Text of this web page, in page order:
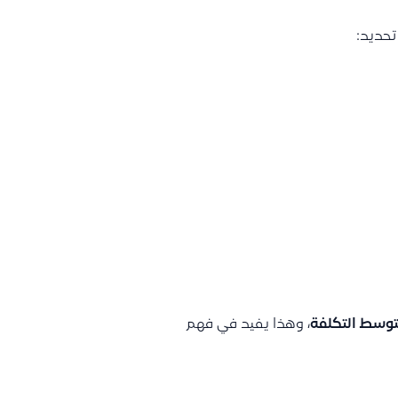
التكلفة، وهذا يفيد في فهم